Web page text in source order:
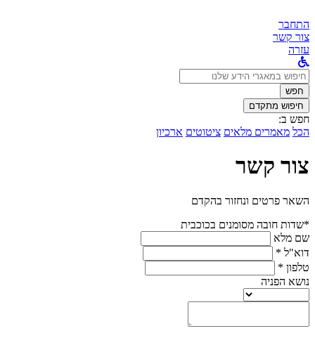
התחבר
צור קשר
עזרה
לחפש
ב:חפש
חיפוש מתקדם
חפש ב:
הכל מאמרים מלאים ציטוטים ארכיון
צור קשר
השאר פרטים ונחזור בהקדם
*שדות חובה מסומנים בכוכבית
שם מלא
דוא"ל *
טלפון *
נושא הפניה